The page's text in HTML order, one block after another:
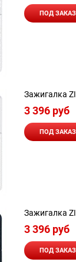
ПОД ЗАКАЗ
Зажигалка
3 396 руб
ПОД ЗАКАЗ
Зажигалка
3 396 руб
ПОД ЗАКАЗ